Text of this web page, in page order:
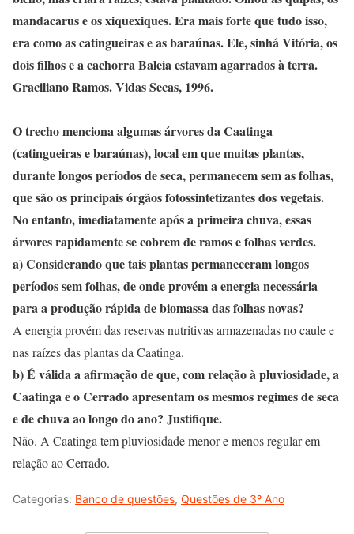
mandacarus e os xiquexiques. Era mais forte que tudo isso,
era como as catingueiras e as baraúnas. Ele, sinhá Vitória, os
dois filhos e a cachorra Baleia estavam agarrados à terra.
Graciliano Ramos. Vidas Secas, 1996.
O trecho menciona algumas árvores da Caatinga
(catingueiras e baraúnas), local em que muitas plantas,
durante longos períodos de seca, permanecem sem as folhas,
que são os principais órgãos fotossintetizantes dos vegetais.
No entanto, imediatamente após a primeira chuva, essas
árvores rapidamente se cobrem de ramos e folhas verdes.
a) Considerando que tais plantas permaneceram longos
períodos sem folhas, de onde provém a energia necessária
para a produção rápida de biomassa das folhas novas?
A energia provém das reservas nutritivas armazenadas no caule e
nas raízes das plantas da Caatinga.
b) É válida a afirmação de que, com relação à pluviosidade, a
Caatinga e o Cerrado apresentam os mesmos regimes de seca
e de chuva ao longo do ano? Justifique.
Não. A Caatinga tem pluviosidade menor e menos regular em
relação ao Cerrado.
Categorias: Banco de questões, Questões de 3º Ano